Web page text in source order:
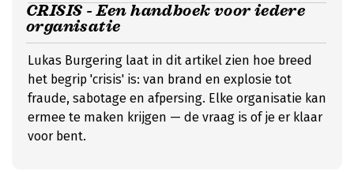
CRISIS - Een handboek voor iedere
organisatie
Lukas Burgering laat in dit artikel zien hoe breed
het begrip 'crisis' is: van brand en explosie tot
fraude, sabotage en afpersing. Elke organisatie kan
ermee te maken krijgen — de vraag is of je er klaar
voor bent.